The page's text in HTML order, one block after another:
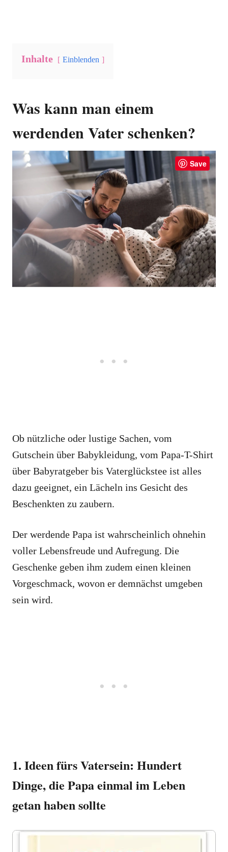
Inhalte Einblenden
Was kann man einem
werdenden Vater schenken?
Save
Ob nützliche oder lustige Sachen, vom
Gutschein über Babykleidung, vom Papa-T-Shirt
über Babyratgeber bis Vaterglückstee ist alles
dazu geeignet, ein Lächeln ins Gesicht des
Beschenkten zu zaubern.
Der werdende Papa ist wahrscheinlich ohnehin
voller Lebensfreude und Aufregung. Die
Geschenke geben ihm zudem einen kleinen
Vorgeschmack, wovon er demnächst umgeben
sein wird.
1. Ideen fürs Vatersein: Hundert
Dinge, die Papa einmal im Leben
getan haben sollte